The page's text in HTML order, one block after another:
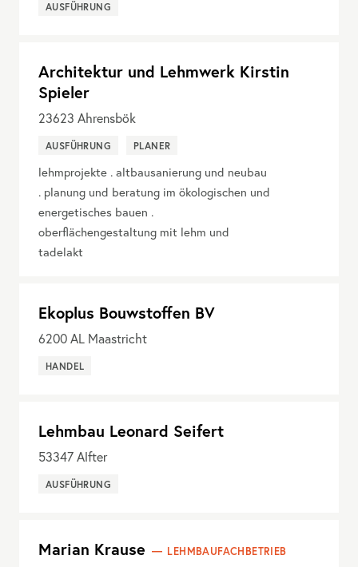
AUSFÜHRUNG
Architektur und Lehmwerk Kirstin
Spieler
23623 Ahrensbök
AUSFÜHRUNG PLANER
lehmprojekte . altbausanierung und neubau
. planung und beratung im ökologischen und
energetisches bauen .
oberflächengestaltung mit lehm und
tadelakt
Ekoplus Bouwstoffen BV
6200AL Maastricht
HANDEL
Lehmbau Leonard Seifert
53347Alfter
AUSFÜHRUNG
Marian Krause LEHMBAUFACHBETRIEB